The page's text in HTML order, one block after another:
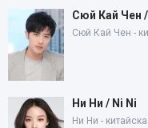
Сюй Кай Чен /
Сюй Кай Чен -
Ни Ни / Ni Ni
Ни Ни -